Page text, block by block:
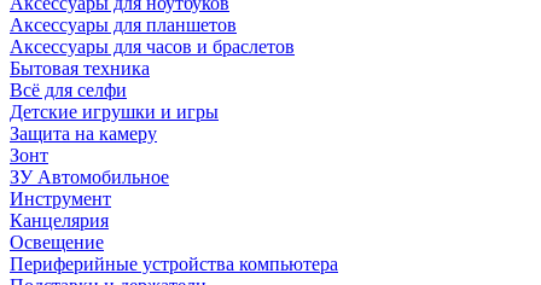
Аксессуары для планшетов
Аксессуары для часов и браслетов
Бытовая техника
Всё для селфи
Детские игрушки и игры
Защита на камеру
Зонт
ЗУ Автомобильное
Инструмент
Канцелярия
Освещение
Периферийные устройства компьютера